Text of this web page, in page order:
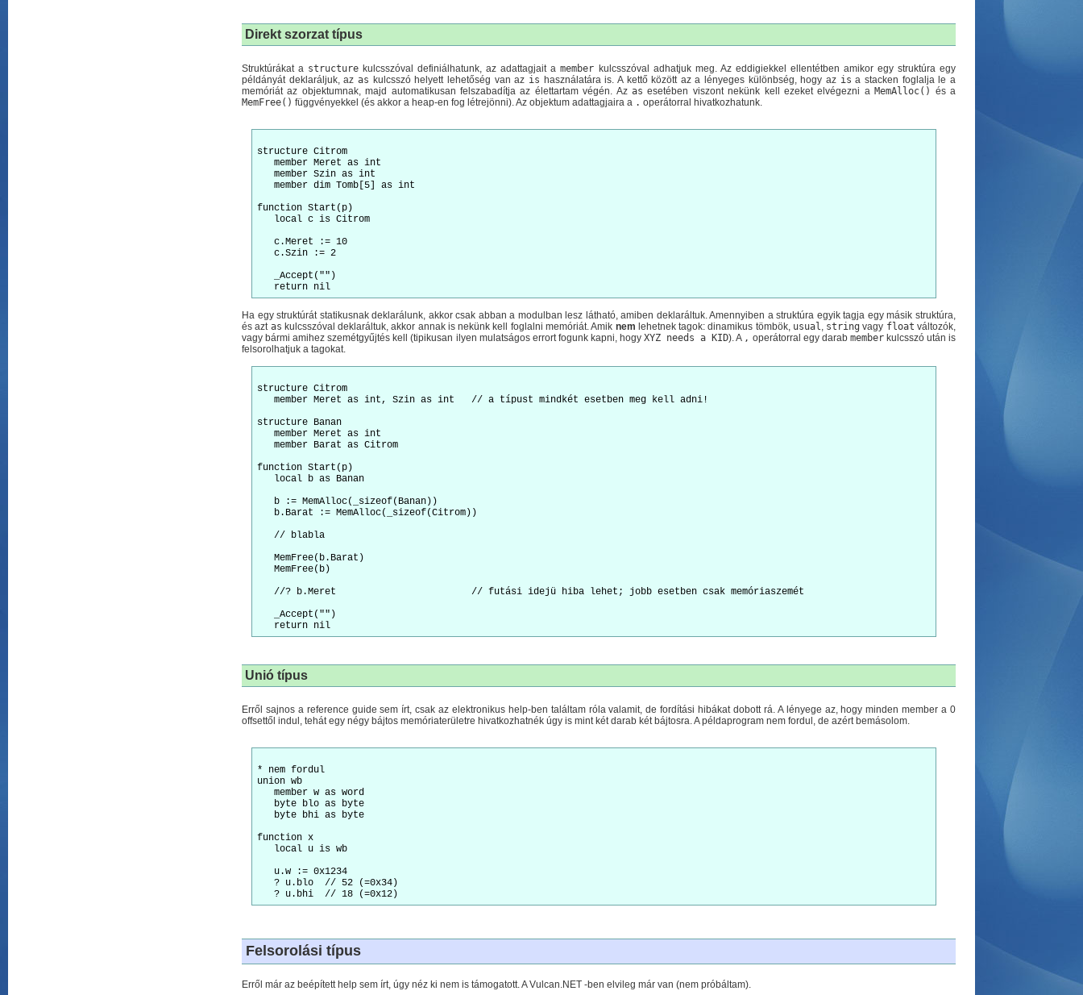
Direkt szorzat típus
Struktúrákat a structure kulcsszóval definiálhatunk, az adattagjait amember kulcsszóval adhatjuk meg. Az eddigiekkel ellentétben amikor egy struktúra egy
példányát deklaráljuk, az as kulcsszó helyett lehetőség van az is használatára is. A kettő között az a lényeges különbség, hogy az is a stacken foglalja le a
memóriát az objektumnak, majd automatikusan felszabadítja az élettartam végén. Az as esetében viszont nekünk kell ezeket elvégezni aMemAlloc() és a
MemFree() függvényekkel (és akkor a heap-en fog létrejönni). Az objektum adattagjaira a . operátorral hivatkozhatunk.
structure Citrom
   member Meret as int
   member Szin as int
   member dim Tomb[5] as int
function Start(p)
   local c is Citrom
   c.Meret := 10
   c.Szin := 2
   _Accept("")
Ha egy struktúrát statikusnak deklarálunk, akkor csak abban a modulban lesz látható, amiben deklaráltuk. Amennyiben a struktúra egyik tagja egy másik struktúra,
és azt as kulcsszóval deklaráltuk, akkor annak is nekünk kell foglalni memóriát. Amik nem lehetnek tagok: dinamikus tömbök, usual string vagy float változók,
vagy bármi amihez szemétgyűjtés kell (tipikusan ilyen mulatságos errort fogunk kapni, hogy XYZ needs a KID). A , operátorral egy darab memberkulcsszó után is
felsorolhatjuk a tagokat.
structure Citrom
   member Meret as int, Szin as int   // a típust mindkét esetben meg kell adni!
structure Banan
   member Meret as int
   member Barat as Citrom
function Start(p)
   local b as Banan
   b := MemAlloc(_sizeof(Banan))
   b.Barat := MemAlloc(_sizeof(Citrom))
   // blabla
   MemFree(b.Barat)
   MemFree(b)
   //? b.Meret                        // futási idejü hiba lehet; jobb esetben csak memóriaszemét
   _Accept("")
Unió típus
Erről sajnos a reference guide sem írt, csak az elektronikus help-ben találtam róla valamit, de fordítási hibákat dobott rá. A lényege az, hogy minden member a 0
offsettől indul, tehát egy négy bájtos memóriaterületre hivatkozhatnék úgy is mint két darab két bájtosra. A példaprogram nem fordul, de azért bemásolom.
* nem fordul
union wb
   member w as word
   byte blo as byte
   byte bhi as byte
function x
   local u is wb
   u.w := 0x1234
   ? u.blo  // 52 (=0x34)
Felsorolási típus
Erről már az beépített help sem írt, úgy néz ki nem is támogatott. A Vulcan.NET -ben elvileg már van (nem próbáltam).